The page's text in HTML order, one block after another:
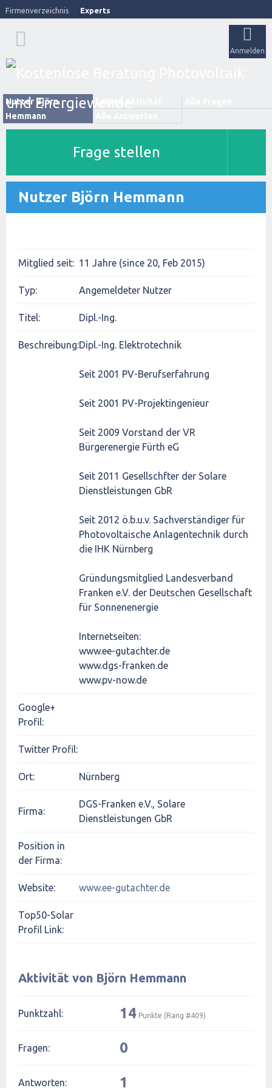
Firmenverzeichnis Experts
Anmelden
Nutzer Björn
Hemmann
Frage stellen
Nutzer Björn Hemmann
Mitglied seit: 11 Jahre (since 20, Feb 2015)
Typ: Angemeldeter Nutzer
Titel: Dipl.-Ing.
Beschreibung:Dipl.-Ing. Elektrotechnik
Seit 2001 PV-Berufserfahrung
Seit 2001 PV-Projektingenieur
Seit 2009 Vorstand der VR
Bürgerenergie Fürth eG
Seit 2011 Gesellschfter der Solare
Dienstleistungen GbR
Seit 2012 ö.b.u.v. Sachverständiger für
Photovoltaische Anlagentechnik durch
die IHK Nürnberg
Gründungsmitglied Landesverband
Franken e.V. der Deutschen Gesellschaft
für Sonnenenergie
Internetseiten:
www.ee-gutachter.de
www.dgs-franken.de
www.pv-now.de
Google+
Profil:
Twitter Profil:
Ort: Nürnberg
Firma:
DGS-Franken e.V., Solare
Dienstleistungen GbR
Position in
der Firma:
Website: www.ee-gutachter.de
Top50-Solar
Profil Link:
Aktivität von Björn Hemmann
Punktzahl: 14 Punkte (Rang #409)
Fragen: 0
Antworten: 1